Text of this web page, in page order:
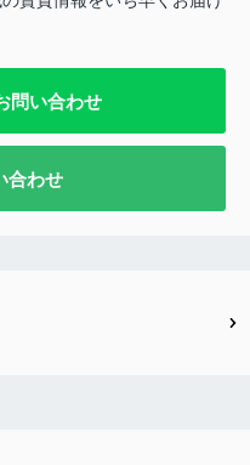
問い合わせ
合わせ